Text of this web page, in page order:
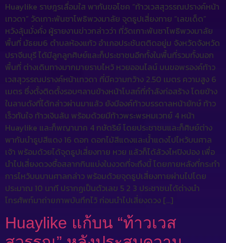
Huaylike ราษฎรเลื่อมใส พากันขอโชค “ท้าวเวสสุวรรณปรางค์หน้า
เทวดา” วัดเกาะพันซาโพธิพวงมาลัย จุดธูปเสี่ยงทาย “เลขเด็ด”
หวังลุ้นมั่งคั่ง ผู้รายงานข่าวกล่าวว่า ที่วัดเกาะพันซาโพธิพวงมาลัย
พื้นที่ มัธยม6 ตำบลห้องแก้ว อำเภอประชันตติดอยู่ม จังหวัดจังหวัด
ปราจีนบุรี ได้มีลูกลูกศิษย์และก็ประชาชนอีกทั้งในพื้นที่รวมทั้งนอก
พื้นที่ ต่างเดินทางมากมายราบไหว้ หวยออนไลน์ บนขอพรองค์ท้าว
เวสสุวรรณปรางค์หน้าเทวดา ที่มีความกว้าง 2.50 เมตร ความสูง 6
เมตร ซึ่งตั้งติดตั้งรอบๆลานข้างหน้าโบสถ์ที่กำลังก่อสร้าง โดยข้าง
ในลานดังที่ได้กล่าวผ่านมาแล้ว ยังมีองค์ท้าวบรรดาลหน้ายักษ์ ท้าว
เร็วทันใจ ท้าวเงินล้น พร้อมด้วยมีท้าวพระพรหมเวทย์ 4 หน้า
Huaylike และก็พญานาค 4 กษัตริย์ โดยประชาชนและก็ศิษย์ต่าง
พากันนำธูปสีแดง 16 ดอก ดอกไม้สีแดงและน้ำแดงไปไหว้บนศาล
เจ้า พร้อมด้วยได้จุดธูปเสี่ยงทาย หวย แล้วก็ได้ล้วงไหปิงปอง เพื่อ
นำไปเสี่ยงดวงซื้อสลากกินแบ่งในงวดที่จะถึงนี้ โดยภายหลังที่กระทำ
การไหว้บนบานศาลกล่าว พร้อมด้วยจุดธูปเสี่ยงทายผ่านไปโดย
ประมาณ 10 นาที ปรากฏเป็นตัวเลข 5 2 3 ประชาชนได้ต่างนำ
โทรศัพท์มาถ่ายภาพบันทึกไว้ ก่อนนำไปเสี่ยงดวง […]
Huaylike แก้บน “ท้าวเวส